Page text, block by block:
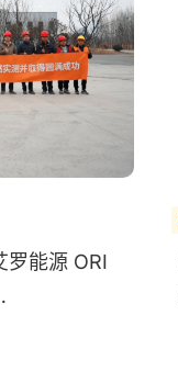
能源 ORI